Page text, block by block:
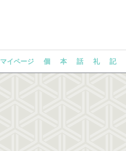
マイページ 個 本 話 礼 記